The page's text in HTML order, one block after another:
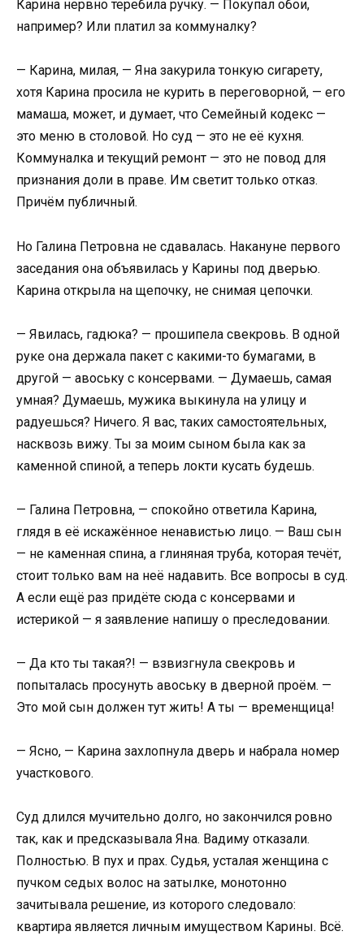
Карина нервно теребила ручку. — Покупал обои,
например? Или платил за коммуналку?
— Карина, милая, — Яна закурила тонкую сигарету,
хотя Карина просила не курить в переговорной, — его
мамаша, может, и думает, что Семейный кодекс —
это меню в столовой. Но суд — это не её кухня.
Коммуналка и текущий ремонт — это не повод для
признания доли в праве. Им светит только отказ.
Причём публичный.
Но Галина Петровна не сдавалась. Накануне первого
заседания она объявилась у Карины под дверью.
Карина открыла на щепочку, не снимая цепочки.
— Явилась, гадюка? — прошипела свекровь. В одной
руке она держала пакет с какими-то бумагами, в
другой — авоську с консервами. — Думаешь, самая
умная? Думаешь, мужика выкинула на улицу и
радуешься? Ничего. Я вас, таких самостоятельных,
насквозь вижу. Ты за моим сыном была как за
каменной спиной, а теперь локти кусать будешь.
— Галина Петровна, — спокойно ответила Карина,
глядя в её искажённое ненавистью лицо. — Ваш сын
— не каменная спина, а глиняная труба, которая течёт,
стоит только вам на неё надавить. Все вопросы в суд.
А если ещё раз придёте сюда с консервами и
истерикой — я заявление напишу о преследовании.
— Да кто ты такая?! — взвизгнула свекровь и
попыталась просунуть авоську в дверной проём. —
Это мой сын должен тут жить! А ты — временщица!
— Ясно, — Карина захлопнула дверь и набрала номер
участкового.
Суд длился мучительно долго, но закончился ровно
так, как и предсказывала Яна. Вадиму отказали.
Полностью. В пух и прах. Судья, усталая женщина с
пучком седых волос на затылке, монотонно
зачитывала решение, из которого следовало:
квартира является личным имуществом Карины. Всё.